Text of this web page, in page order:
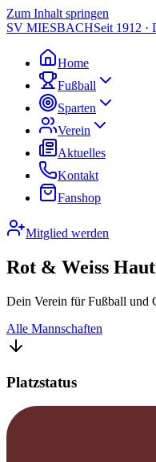
Zum Inhalt springen
SV MIESBACHSeit 1912 ·
Home
Fußball
Sparten
Verein
Aktuelles
Kontakt
Fanshop
Mitglied werden
Rot & Weiss
Dein Verein für Fußball und
Alle Mannschaften
Platzstatus